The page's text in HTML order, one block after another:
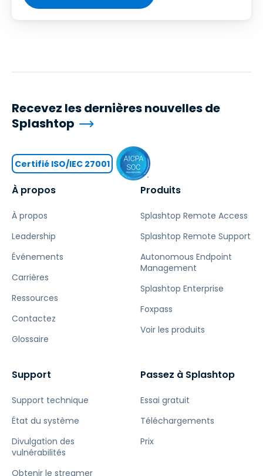
À propos
À propos
Leadership
Événements
Carrières
Ressources
Contactez
Glossaire
Produits
Splashtop Remote Access
Splashtop Remote Support
Autonomous Endpoint
Management
Splashtop Enterprise
Foxpass
Voir les produits
Support
Support technique
État du système
Divulgation des
vulnérabilités
Obtenir le streamer
Passez à Splashtop
Essai gratuit
Téléchargements
Prix
Recevez les dernières nouvelles de
Splashtop
Certifié ISO/IEC 27001